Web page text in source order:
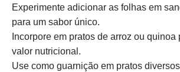
Experimente adicionar as folhas em
para um sabor único.
Incorpore em pratos de arroz ou quinoa
valor nutricional.
Use como guarnição em pratos